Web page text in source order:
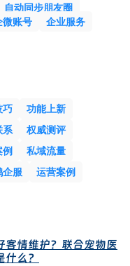
自动同步朋友圈
微账号
企业服务
巧
功能上新
系
权威测评
例
私域流量
企服 运营案例
客情维护？联合宠物医
么？